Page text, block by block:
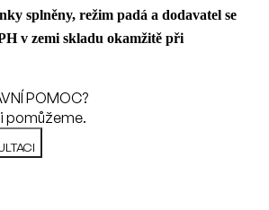
splněny, režim padá a dodavatel se
v zemi skladu okamžitě při
POMOC?
pomůžeme.